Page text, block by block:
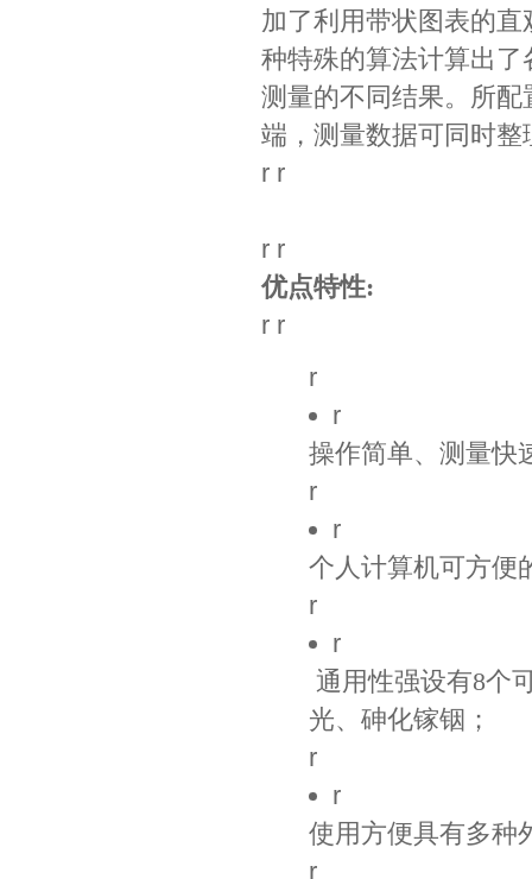
加了利用带状图表的
种特殊的算法计算出
测量的不同结果。所配
端，测量数据可同时
r r
r r
优点特性:
r r
r
r
操作简单、测量快
r
r
个人计算机可方便
r
r
通用性强设有8个
光、砷化镓铟；
r
r
使用方便具有多种
r